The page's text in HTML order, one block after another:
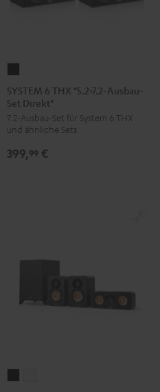
6
THX
"5.2>7.2-
Ausbau-
Set
SYSTEM 6 THX "5.2>7.2-Ausbau-
Set Direkt"
7.2-Ausbau-Set für System 6 THX
und ähnliche Sets
399,99 €